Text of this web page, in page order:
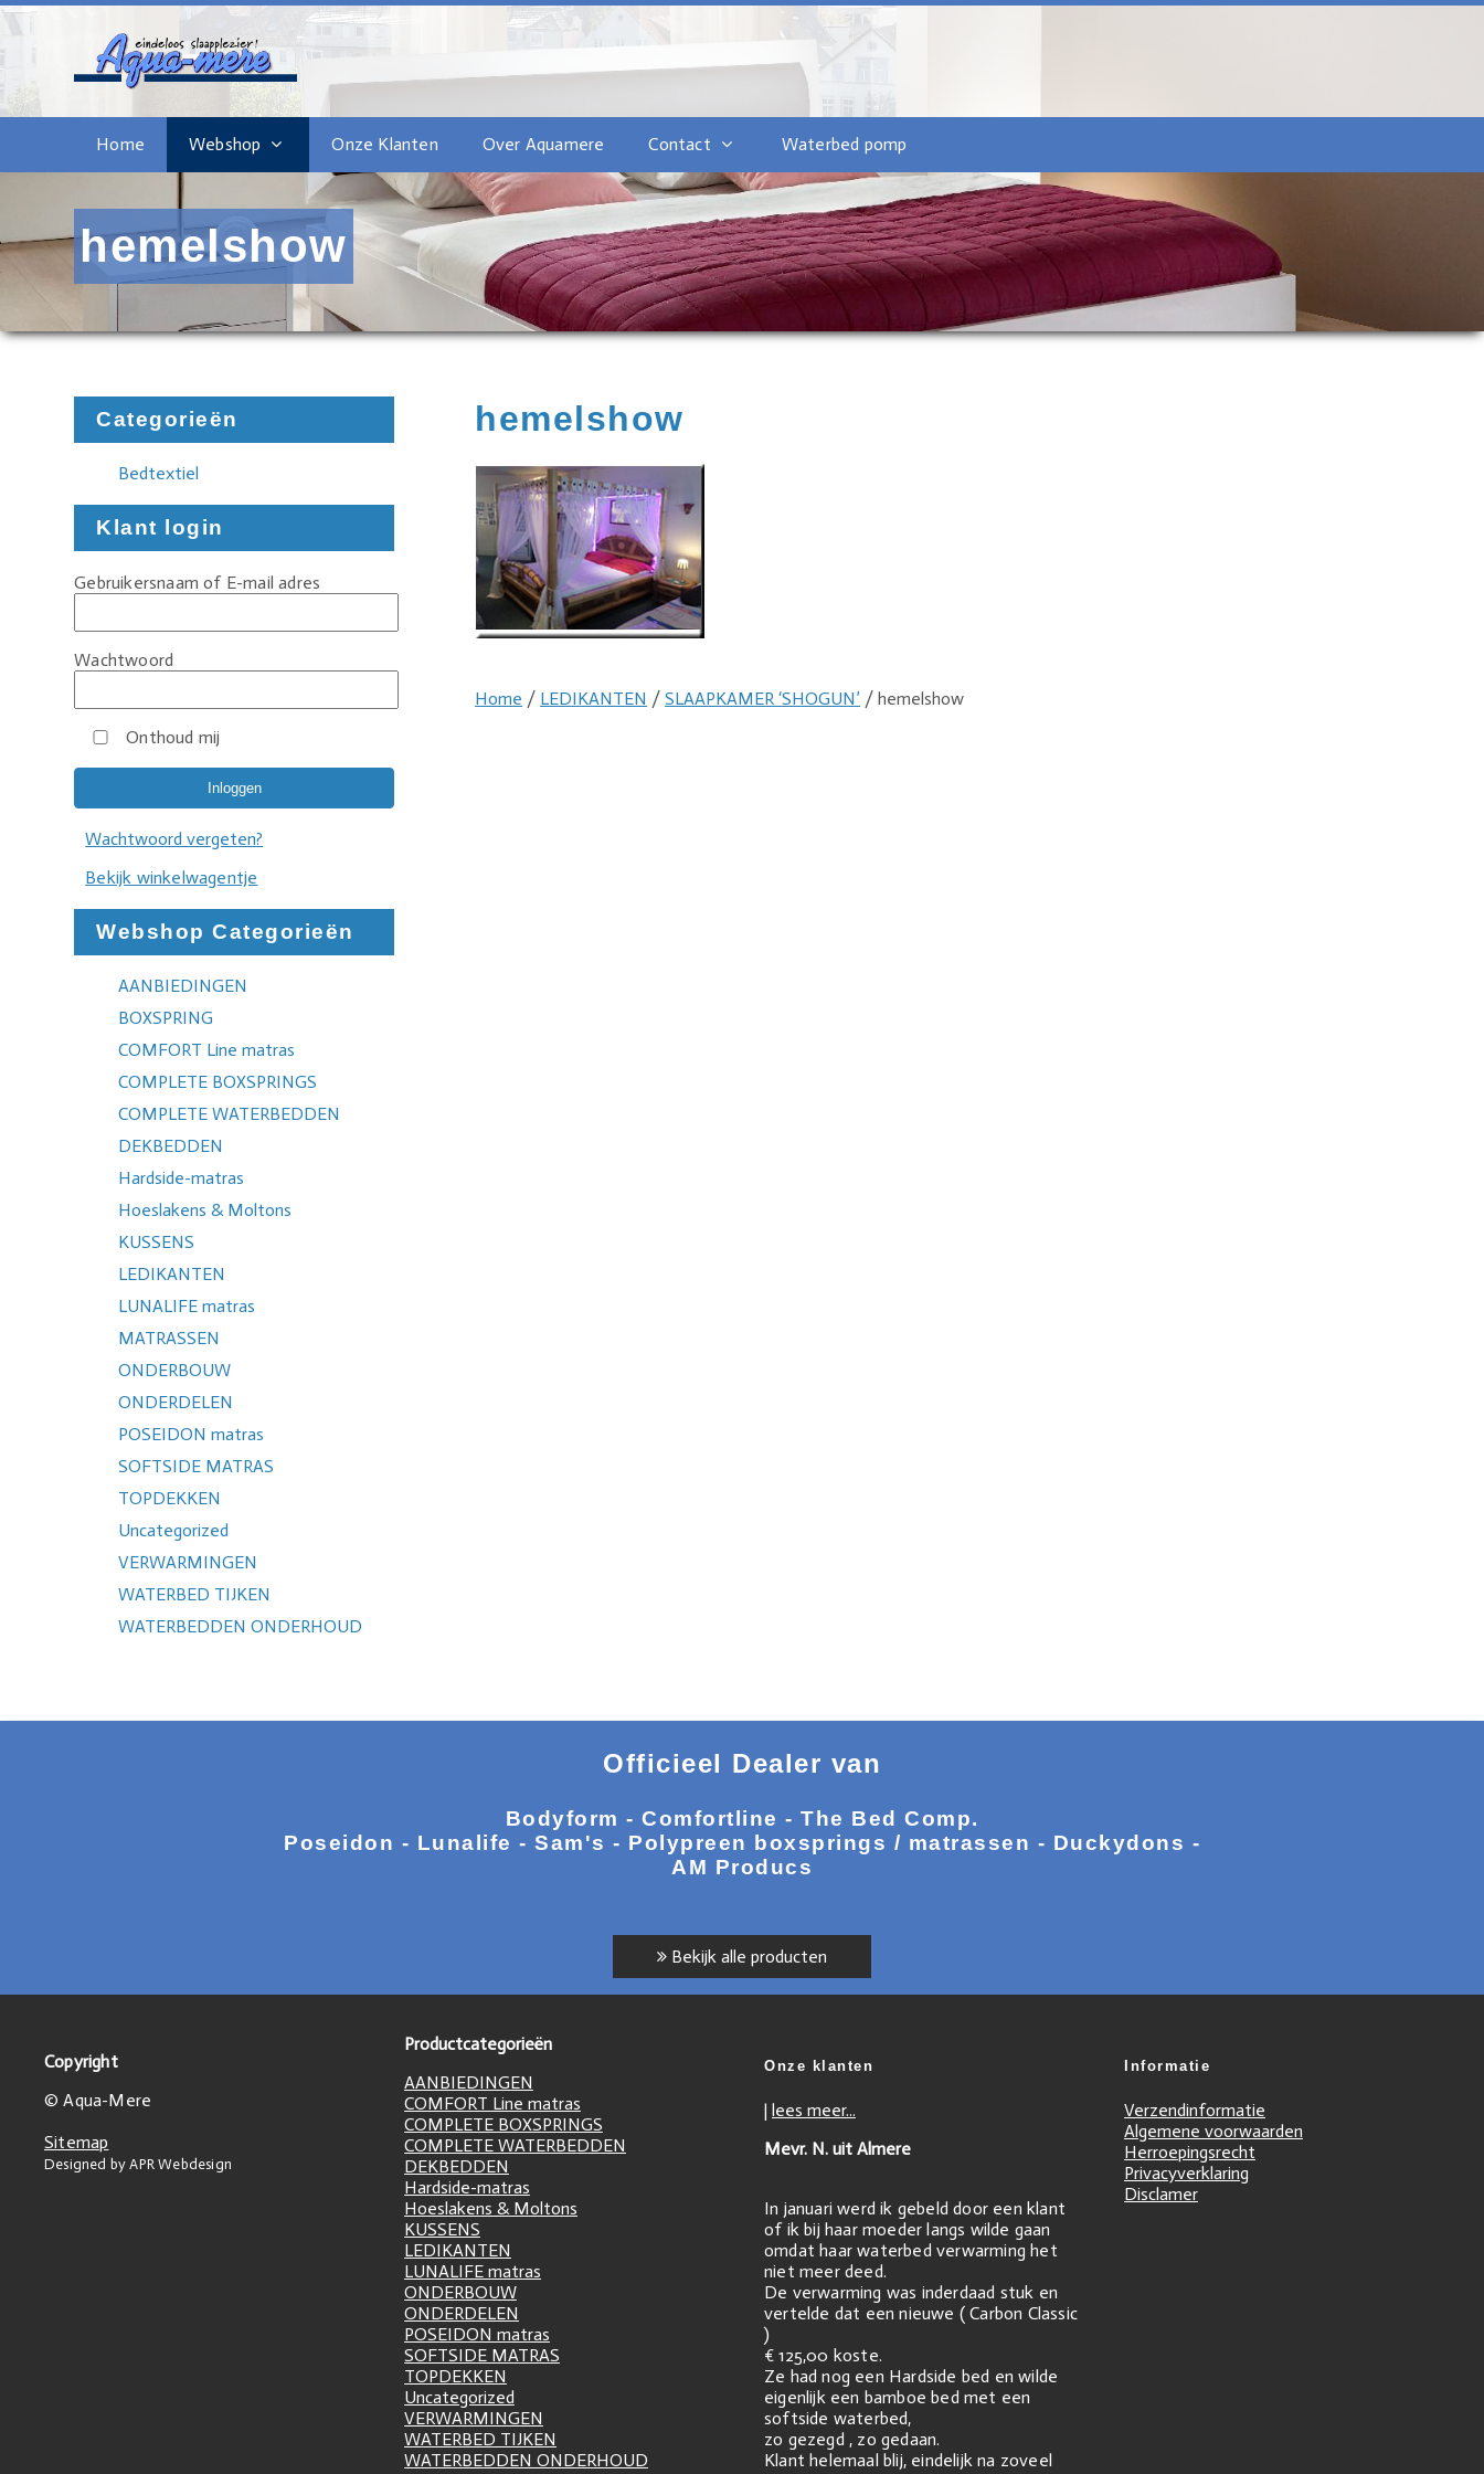
Home Webshop Onze Klanten Over Aquamere Contact Waterbed pomp
hemelshow
Categorieën
Bedtextiel
Klant login
Gebruikersnaam of E-mail adres
Wachtwoord
Onthoud mij
Wachtwoord vergeten?
Bekijk winkelwagentje
Webshop Categorieën
AANBIEDINGEN
BOXSPRING
COMFORT Line matras
COMPLETE BOXSPRINGS
COMPLETE WATERBEDDEN
DEKBEDDEN
Hardside-matras
Hoeslakens & Moltons
KUSSENS
LEDIKANTEN
LUNALIFE matras
MATRASSEN
ONDERBOUW
ONDERDELEN
POSEIDON matras
SOFTSIDE MATRAS
TOPDEKKEN
Uncategorized
VERWARMINGEN
WATERBED TIJKEN
WATERBEDDEN ONDERHOUD
hemelshow
Home / LEDIKANTEN /SLAAPKAMER ‘SHOGUN’ / hemelshow
Officieel Dealer van
Bodyform - Comfortline - The Bed Comp.
Poseidon - Lunalife - Sam's - Polypreen boxsprings / matrassen - Duckydons -
AM Producs
Bekijk alle producten
Copyright
© Aqua-Mere
Sitemap
Designed by APR Webdesign
Productcategorieën
AANBIEDINGEN
COMFORT Line matras
COMPLETE BOXSPRINGS
COMPLETE WATERBEDDEN
DEKBEDDEN
Hardside-matras
Hoeslakens & Moltons
KUSSENS
LEDIKANTEN
LUNALIFE matras
ONDERBOUW
ONDERDELEN
POSEIDON matras
SOFTSIDE MATRAS
TOPDEKKEN
Uncategorized
VERWARMINGEN
WATERBED TIJKEN
WATERBEDDEN ONDERHOUD
Onze klanten
| lees meer...
Mevr. N. uit Almere
In januari werd ik gebeld door een klant
of ik bij haar moeder langs wilde gaan
omdat haar waterbed verwarming het
niet meer deed.
De verwarming was inderdaad stuk en
vertelde dat een nieuwe ( Carbon Classic
)
€ 125,00 koste.
Ze had nog een Hardside bed en wilde
eigenlijk een bamboe bed met een
softside waterbed,
zo gezegd , zo gedaan.
Klant helemaal blij, eindelijk na zoveel
Informatie
Verzendinformatie
Algemene voorwaarden
Herroepingsrecht
Privacyverklaring
Disclamer